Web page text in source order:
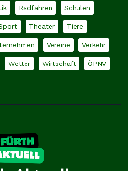
Radfahren Schulen
Theater Tiere
Vereine Verkehr
Wetter Wirtschaft ÖPNV